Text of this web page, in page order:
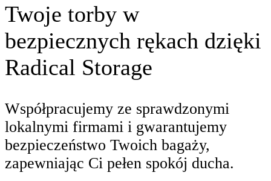
Twoje torby w
bezpiecznych rękach dzięki
Radical Storage
Współpracujemy ze sprawdzonymi
lokalnymi firmami i gwarantujemy
bezpieczeństwo Twoich bagaży,
zapewniając Ci pełen spokój ducha.